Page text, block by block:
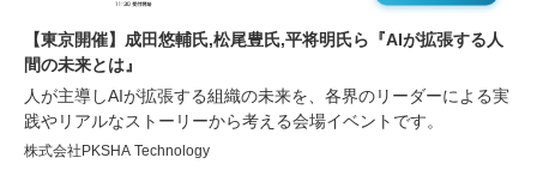
【東京開催】成田悠輔氏,松尾豊氏,平将明氏ら『AIが拡張する人
間の未来とは』
人が主導しAIが拡張する組織の未来を、各界のリーダーによる実
践やリアルなストーリーから考える会場イベントです。
株式会社PKSHA Technology